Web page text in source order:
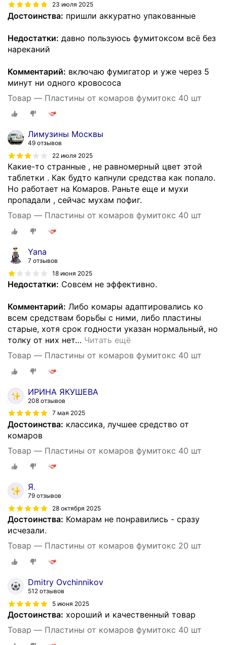
23 июля 2025
Достоинства: пришли аккуратно упакованные
Недостатки: давно пользуюсь фумитоксом всё без
нареканий
Комментарий: включаю фумигатор и уже через 5
минут ни одного кровососа
Товар — Пластины от комаров фумитокс 40 шт
Лимузины Москвы
49 отзывов
22 июля 2025
Какие-то странные , не равномерный цвет этой
таблетки . Как будто капнули средства как попало.
Но работает на Комаров. Раньте еще и мухи
пропадали , сейчас мухам пофиг.
Товар — Пластины от комаров фумитокс 40 шт
Yana
7 отзывов
18 июня 2025
Недостатки: Совсем не эффективно.
Комментарий: Либо комары адаптировались ко
всем средствам борьбы с ними, либо пластины
старые, хотя срок годности указан нормальный, но
толку от них нет… Читать ещё
Товар — Пластины от комаров фумитокс 40 шт
ИРИНА ЯКУШЕВА
208 отзывов
7 мая 2025
Достоинства: классика, лучшее средство от
комаров
Товар — Пластины от комаров фумитокс 40 шт
Я.
79 отзывов
28 октября 2025
Достоинства: Комарам не понравились - сразу
исчезали.
Товар — Пластины от комаров фумитокс 20 шт
Dmitry Ovchinnikov
512 отзывов
5 июня 2025
Достоинства: хороший и качественный товар
Товар — Пластины от комаров фумитокс 40 шт